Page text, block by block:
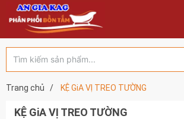
Trang chủ / KỆ GiA VỊ TREO TƯỜNG
KỆ GiA VỊ TREO TƯỜNG